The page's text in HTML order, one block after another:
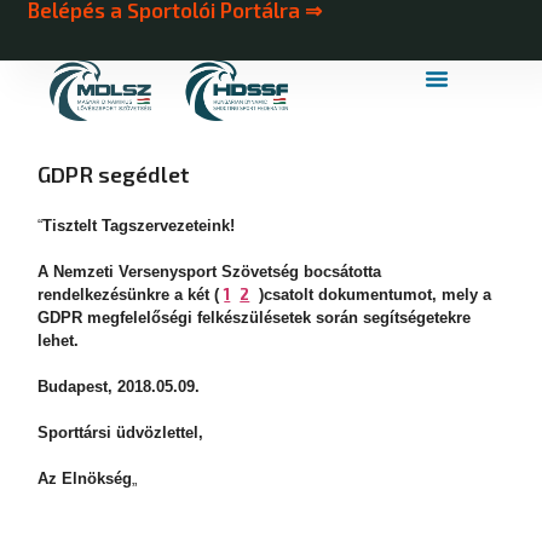
Belépés a Sportolói Portálra ⇒
GDPR segédlet
“Tisztelt Tagszervezeteink!
A Nemzeti Versenysport Szövetség bocsátotta
rendelkezésünkre a két (1 2 )csatolt dokumentumot, mely a
GDPR megfelelőségi felkészülésetek során segítségetekre
lehet.
Budapest, 2018.05.09.
Sporttársi üdvözlettel,
Az Elnökség„